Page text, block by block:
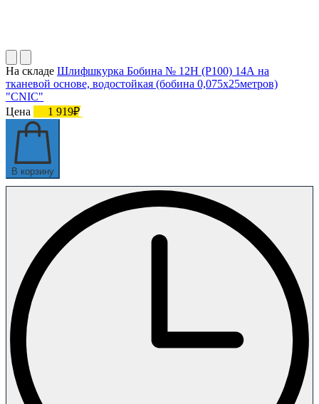
На складе Шлифшкурка Бобина № 12Н (P100) 14А на
тканевой основе, водостойкая (бобина 0,075х25метров)
"CNIC"
Цена
1 919₽
В корзину